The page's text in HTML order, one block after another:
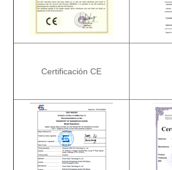
Certificación CE